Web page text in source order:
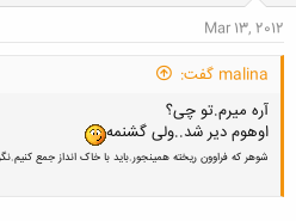
Mar 13, 2012
malina گفت:
آره میرم.تو چی؟
اوهوم دیر شد..ولی گشنمه
شوهر که فراوون ریخته همینجور.باید با خاک انداز جمع